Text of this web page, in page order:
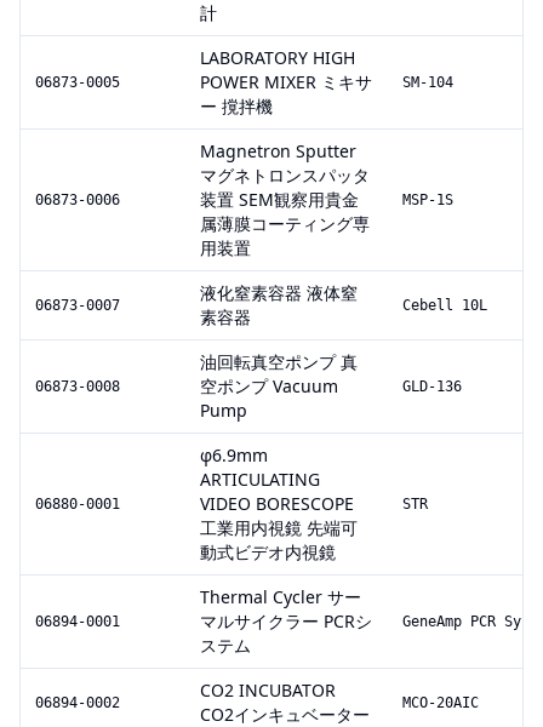
計
06873-0005
LABORATORY HIGH
POWER MIXER ミキサ
ー 撹拌機
SM-104
06873-0006
Magnetron Sputter
マグネトロンスパッタ
装置 SEM観察用貴金
属薄膜コーティング専
用装置
MSP-1S
06873-0007
液化窒素容器 液体窒
素容器
Cebell 10L
06873-0008
油回転真空ポンプ 真
空ポンプ Vacuum
Pump
GLD-136
06880-0001
φ6.9mm
ARTICULATING
VIDEO BORESCOPE
工業用内視鏡 先端可
動式ビデオ内視鏡
STR
06894-0001
Thermal Cycler サー
マルサイクラー PCRシ
ステム
GeneAmp PCR
06894-0002
CO2 INCUBATOR
CO2インキュベーター
MCO-20AIC